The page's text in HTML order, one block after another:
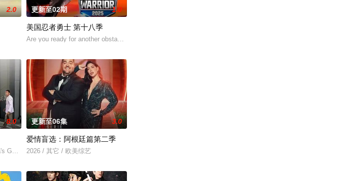
，这里是灰熊、狼
2.0 更新至02期 1.0
美国忍者勇士 第十八季
Are you ready for another obstacle course? American Ninja
今年6月21日起开始播出一部选秀节目——America
8.0
Got Talent, an American
更新至06集 3.0
爱情盲选：阿根廷篇第二季
2026 / 其它 / 欧美综艺